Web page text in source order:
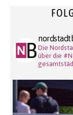
Die
über die